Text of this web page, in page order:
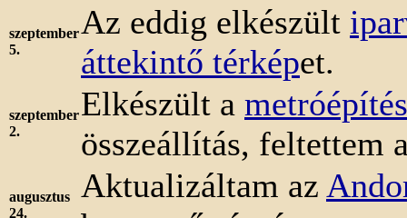
szeptember
5.
Az eddig elkészült
áttekintő térképet.
szeptember
2.
Elkészült a
összeállítás, feltettem
augusztus
24.
Aktualizáltam az